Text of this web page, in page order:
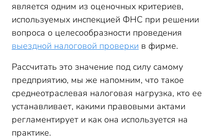
является одним из оценочных критериев,
используемых инспекцией ФНС при решении
вопроса о целесообразности проведения
выездной налоговой проверки в фирме.
Рассчитать это значение под силу самому
предприятию, мы же напомним, что такое
среднеотраслевая налоговая нагрузка, кто ее
устанавливает, какими правовыми актами
регламентирует и как она используется на
практике.